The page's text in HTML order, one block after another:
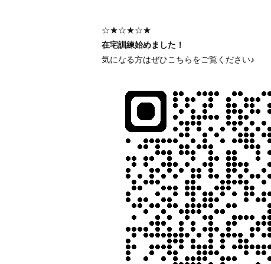
☆★☆★☆★
在宅訓練始めました！
気になる方はぜひこちらをご覧ください♪